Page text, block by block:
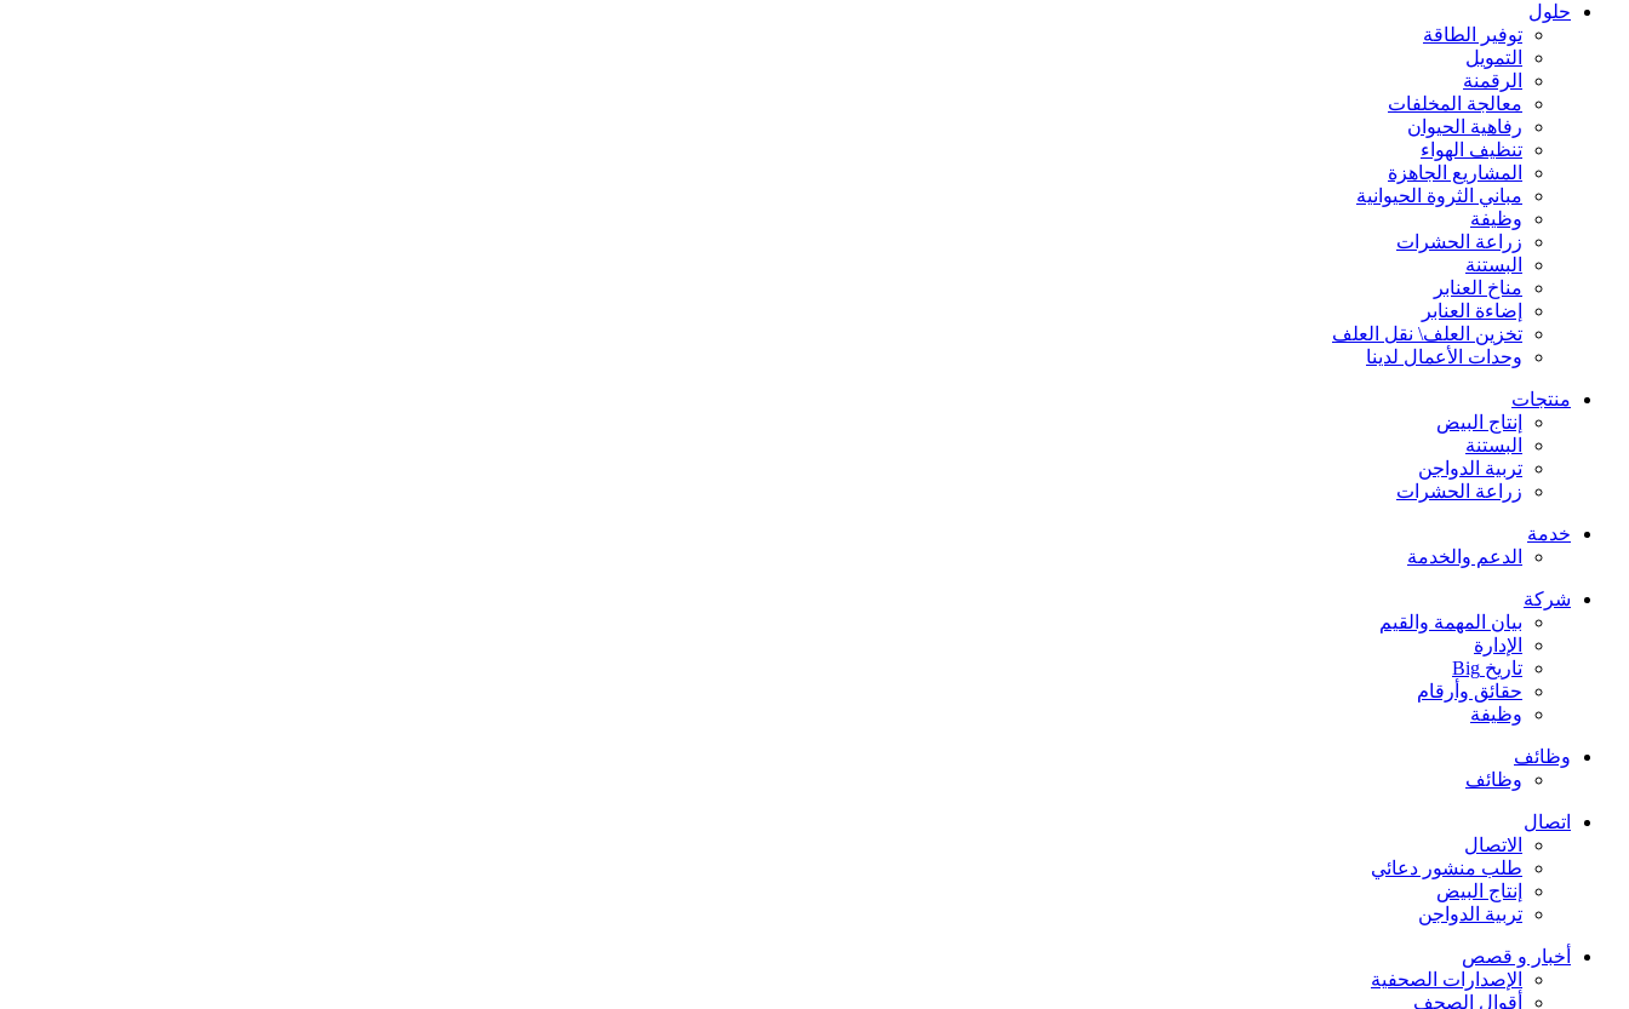
حلول
توفير الطاقة
التمويل
الرقمنة
معالجة المخلفات
رفاهية الحيوان
تنظيف الهواء
المشاريع الجاهزة
مباني الثروة الحيوانية
وظيفة
زراعة الحشرات
البستنة
مناخ العنابر
إضاءة العنابر
تخزين العلف\ نقل العلف
وحدات الأعمال لدينا
منتجات
إنتاج البيض
البستنة
تربية الدواجن
زراعة الحشرات
خدمة
الدعم والخدمة
شركة
بيان المهمة والقيم
الإدارة
تاريخ Big
حقائق وأرقام
وظيفة
وظائف
وظائف
اتصال
الاتصال
طلب منشور دعائي
إنتاج البيض
تربية الدواجن
أخبار و قصص
الإصدارات الصحفية
أقوال الصحف